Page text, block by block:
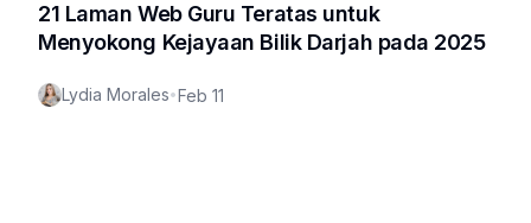
21 Laman Web Guru Teratas untuk
Menyokong Kejayaan Bilik Darjah pada 2025
Lydia Morales•Feb 11